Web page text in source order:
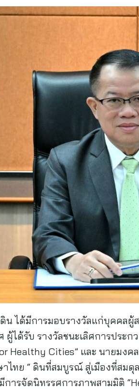
ได้มีการมอบรางวัลแก่บุคคลผู้
ผู้ได้รับ รางวัลชนะเลิศการปร
Healthy Cities” และ นายมงค
ไทย “ ดินที่สมบูรณ์ สู่เมืองที่สม
การจัดนิทรรศการภาพสามมิติ